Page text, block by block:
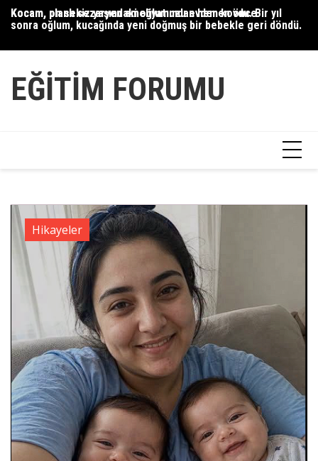
SkipKocam, planlı sezaryen ameliyatımdan hemen önce
Kocam, on sekiz yaşındaki oğlumuzu evden kovdu. Bir yıl
sonra oğlum, kucağında yeni doğmuş bir bebekle geri döndü.
EĞITIM FORUMU
Hikayeler